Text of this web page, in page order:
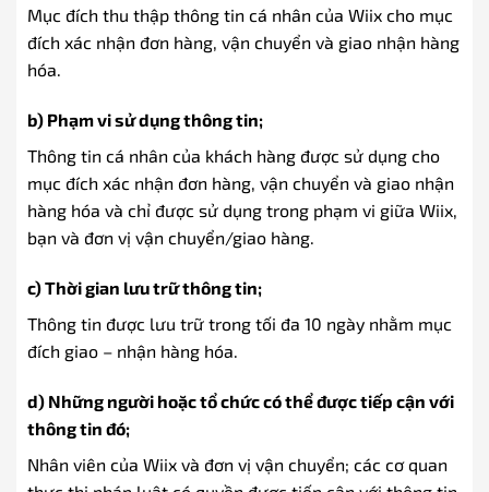
Mục đích thu thập thông tin cá nhân của Wiix cho mục
đích xác nhận đơn hàng, vận chuyển và giao nhận hàng
hóa.
b) Phạm vi sử dụng thông tin;
Thông tin cá nhân của khách hàng được sử dụng cho
mục đích xác nhận đơn hàng, vận chuyển và giao nhận
hàng hóa và chỉ được sử dụng trong phạm vi giữa Wiix,
bạn và đơn vị vận chuyển/giao hàng.
c) Thời gian lưu trữ thông tin;
Thông tin được lưu trữ trong tối đa 10 ngày nhằm mục
đích giao – nhận hàng hóa.
d) Những người hoặc tổ chức có thể được tiếp cận với
thông tin đó;
Nhân viên của Wiix và đơn vị vận chuyển; các cơ quan